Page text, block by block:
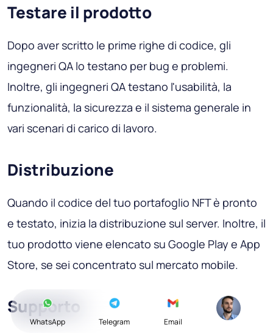
Testare il prodotto
Dopo aver scritto le prime righe di codice, gli
ingegneri QA lo testano per bug e problemi.
Inoltre, gli ingegneri QA testano l'usabilità, la
funzionalità, la sicurezza e il sistema generale in
vari scenari di carico di lavoro.
Distribuzione
Quando il codice del tuo portafoglio NFT è pronto
e testato, inizia la distribuzione sul server. Inoltre, il
tuo prodotto viene elencato su Google Play e App
Store, se sei concentrato sul mercato mobile.
Supporto
WhatsApp Telegram Email